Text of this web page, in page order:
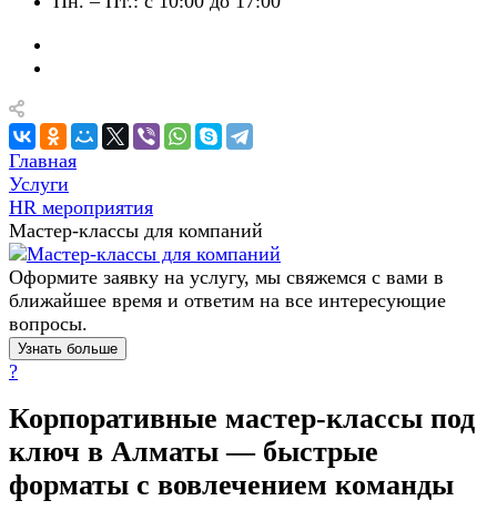
Главная
Услуги
HR мероприятия
Мастер-классы для компаний
Оформите заявку на услугу, мы свяжемся с вами в
ближайшее время и ответим на все интересующие
вопросы.
Узнать больше
?
Корпоративные мастер-классы под
ключ в Алматы — быстрые
форматы с вовлечением команды